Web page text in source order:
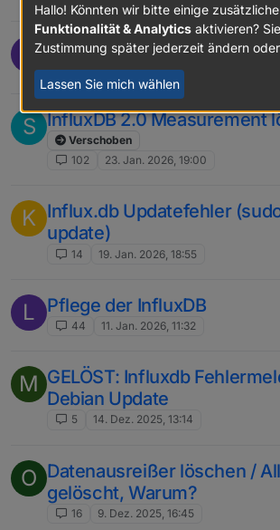
InfluxDB schreiben nur
144 29. Jan. 2026, 14:00
S InfluxDB 2.0 Measurement
Verschoben
102
23. Jan. 2026, 19:00
K Influx.db Updatefehler
update)
14 19. Jan. 2026, 18:55
L Pflege der InfluxDB
44 11. Jan. 2026, 11:32
M GELÖST: Influxdb
Debian Update
5 14. Dez. 2025, 13:14
O Datenausreißer löschen /
gelöscht, Warum?
16 9. Dez. 2025, 16:45
Hallo! Könnten wir bitte einige
Funktionalität & Analytics aktivieren?
Zustimmung später jederzeit ändern
Lassen Sie mich wählen